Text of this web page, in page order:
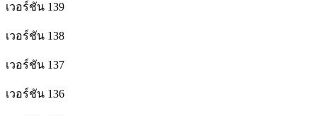
เวอร์ชัน 139
เวอร์ชัน 138
เวอร์ชัน 137
เวอร์ชัน 136